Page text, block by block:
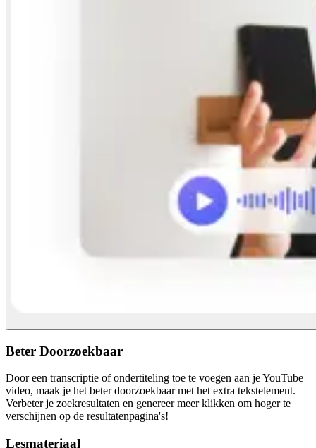
Beter Doorzoekbaar
Door een transcriptie of ondertiteling toe te voegen aan je YouTube
video, maak je het beter doorzoekbaar met het extra tekstelement.
Verbeter je zoekresultaten en genereer meer klikken om hoger te
verschijnen op de resultatenpagina's!
Lesmateriaal